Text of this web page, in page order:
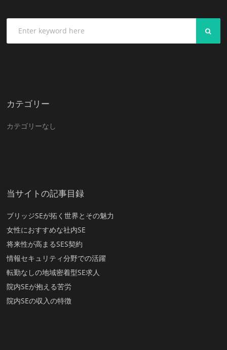
カテゴリー
カテゴリーなし
当サイトの記事目録
ブリッジSEが拓く世界とその魅力
女性におすすめな社内SE
将来性が高まるSES契約
情報セキュリティ分野での活躍
転勤なしの地域密着型SE求人
院内SEが抱える苦労
院内SEの収入の特徴